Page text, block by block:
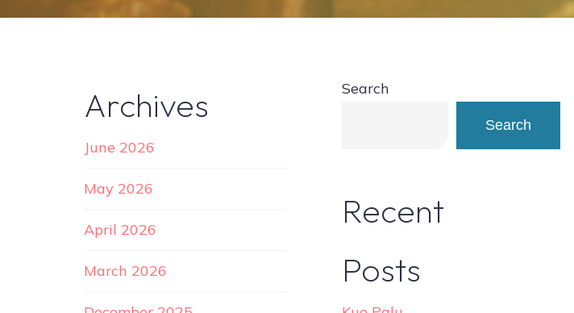
Archives
June 2026
May 2026
April 2026
March 2026
Search
Search
Recent
Posts